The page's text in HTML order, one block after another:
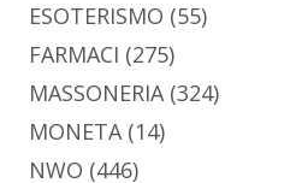
ESOTERISMO (55)
FARMACI (275)
MASSONERIA(324)
MONETA(14)
NWO (446)